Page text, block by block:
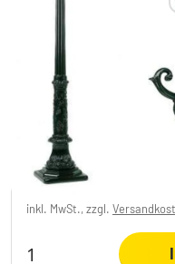
KS Verlichting
Schwarz, 1-
1.049,99 €
inkl. MwSt., zzgl.